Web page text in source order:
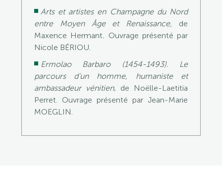
Arts et artistes en Champagne du Nord
entre Moyen Âge et Renaissance, de
Maxence Hermant. Ouvrage présenté par
Nicole BÉRIOU.
Ermolao Barbaro (1454-1493). Le
parcours d’un homme, humaniste et
ambassadeur vénitien, de Noëlle-Laetitia
Perret. Ouvrage présenté par Jean-Marie
MOEGLIN.